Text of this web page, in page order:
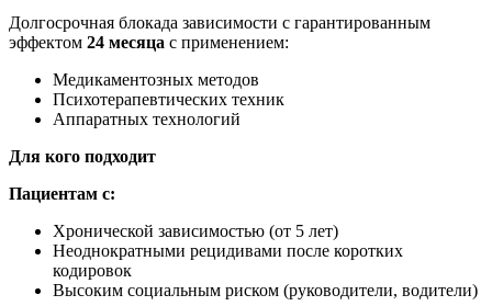
Долгосрочная блокада зависимости с гарантированным
эффектом 24 месяца с применением:
Медикаментозных методов
Психотерапевтических техник
Аппаратных технологий
Для кого подходит
Пациентам с:
Хронической зависимостью (от 5 лет)
Неоднократными рецидивами после коротких
кодировок
Высоким социальным риском (руководители, водители)